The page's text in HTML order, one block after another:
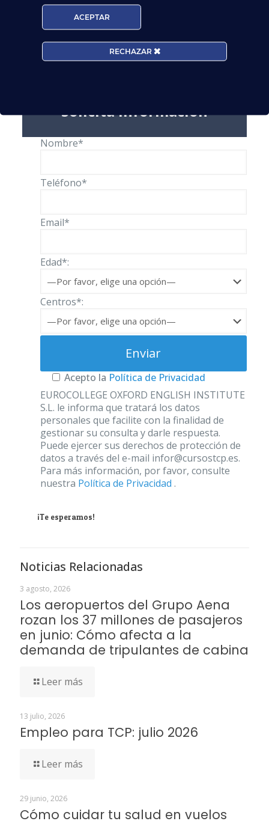
cercano. ¡Estamos por toda España!
También nos puedes llamar al número de
teléfono902 241 206;
O bien a través de nuestrosasesores online
Solicita información
Nombre*
Teléfono*
Email*
Edad*:
Centros*:
Acepto la Política de Privacidad
EUROCOLLEGE OXFORD ENGLISH INSTITUTE
S.L. le informa que tratará los datos
personales que facilite con la finalidad de
gestionar su consulta y darle respuesta.
Puede ejercer sus derechos de protección de
datos a través del e-mail infor@cursostcp.es.
Para más información, por favor, consulte
nuestra Política de Privacidad .
¡Te esperamos!
Noticias Relacionadas
3 agosto, 2026
Los aeropuertos del Grupo Aena
rozan los 37 millones de pasajeros
en junio: Cómo afecta a la
demanda de tripulantes de cabina
Leer más
13 julio, 2026
Empleo para TCP: julio 2026
Leer más
29 junio, 2026
Cómo cuidar tu salud en vuelos
ACEPTAR
RECHAZAR